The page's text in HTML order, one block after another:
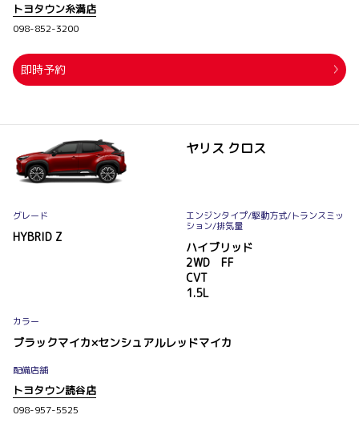
トヨタウン糸満店
098-852-3200
即時予約
ヤリス クロス
グレード
HYBRID Z
エンジンタイプ/駆動方式/トランスミッ
ション/排気量
ハイブリッド
2WD FF
CVT
1.5L
カラー
ブラックマイカ×センシュアルレッドマイカ
配備店舗
トヨタウン読谷店
098-957-5525